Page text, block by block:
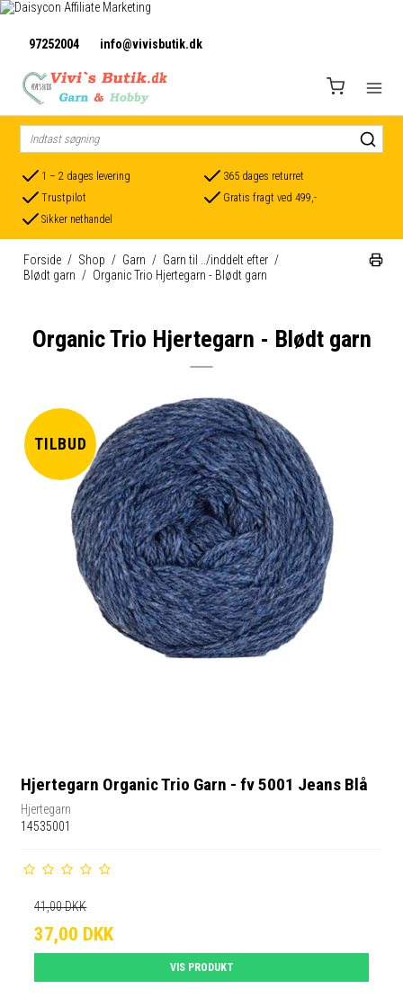
97252004 info@vivisbutik.dk
1 – 2 dages levering
365 dages returret
Trustpilot
Gratis fragt ved 499,-
Sikker nethandel
Forside / Shop / Garn / Garn til ../inddelt efter /
Blødt garn / Organic Trio Hjertegarn - Blødt garn
Organic Trio Hjertegarn - Blødt garn
TILBUD
Hjertegarn Organic Trio Garn - fv 5001 Jeans Blå
Hjertegarn
14535001
41,00 DKK
37,00 DKK
VIS PRODUKT